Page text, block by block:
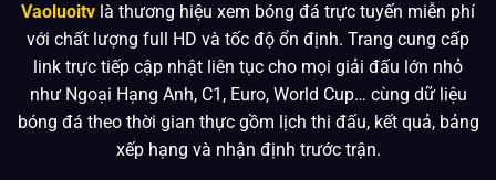
Vaoluoitv là thương hiệu xem bóng đá trực tuyến miễn phí
với chất lượng full HD và tốc độ ổn định. Trang cung cấp
link trực tiếp cập nhật liên tục cho mọi giải đấu lớn nhỏ
như Ngoại Hạng Anh, C1, Euro, World Cup… cùng dữ liệu
bóng đá theo thời gian thực gồm lịch thi đấu, kết quả, bảng
xếp hạng và nhận định trước trận.